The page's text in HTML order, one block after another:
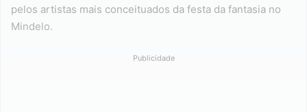
pelos artistas mais conceituados da festa da fantasia no
Mindelo.
Publicidade